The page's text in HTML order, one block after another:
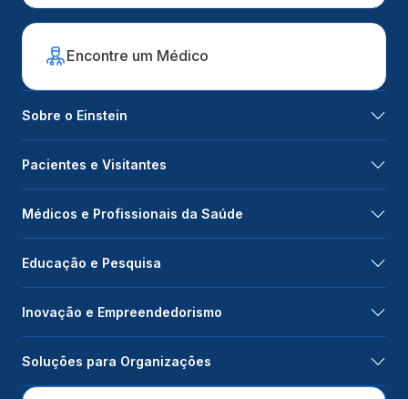
Encontre um Médico
Sobre o Einstein
Pacientes e Visitantes
Médicos e Profissionais da Saúde
Educação e Pesquisa
Inovação e Empreendedorismo
Soluções para Organizações